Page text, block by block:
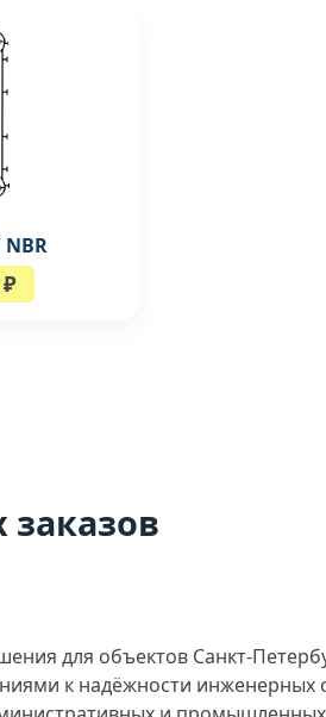
для объектов Санкт-
к надёжности